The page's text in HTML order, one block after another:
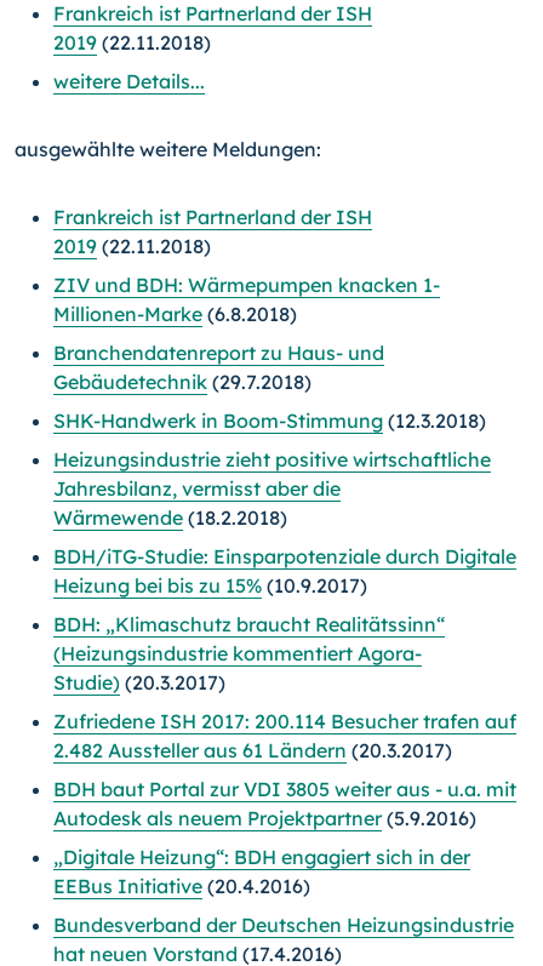
Frankreich ist Partnerland der ISH
2019 (22.11.2018)
weitere Details...
ausgewählte weitere Meldungen:
Frankreich ist Partnerland der ISH
2019 (22.11.2018)
ZIV und BDH: Wärmepumpen knacken 1-
Millionen-Marke (6.8.2018)
Branchendatenreport zu Haus- und
Gebäudetechnik (29.7.2018)
SHK-Handwerk in Boom-Stimmung (12.3.2018)
Heizungsindustrie zieht positive wirtschaftliche
Jahresbilanz, vermisst aber die
Wärmewende (18.2.2018)
BDH/iTG-Studie: Einsparpotenziale durch Digitale
Heizung bei bis zu 15% (10.9.2017)
BDH: „Klimaschutz braucht Realitätssinn“
(Heizungsindustrie kommentiert Agora-
Studie) (20.3.2017)
Zufriedene ISH 2017: 200.114 Besucher trafen auf
2.482 Aussteller aus 61 Ländern (20.3.2017)
BDH baut Portal zur VDI 3805 weiter aus - u.a. mit
Autodesk als neuem Projektpartner(5.9.2016)
„Digitale Heizung“: BDH engagiert sich in der
EEBus Initiative (20.4.2016)
Bundesverband der Deutschen Heizungsindustrie
hat neuen Vorstand (17.4.2016)